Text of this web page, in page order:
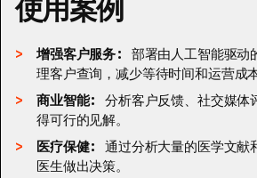
使用案例
增强客户服务: 部署由人工智能驱动
理客户查询，减少等待时间和运营成本
商业智能: 分析客户反馈、社交媒体
得可行的见解。
医疗保健: 通过分析大量的医学文献
医生做出决策。